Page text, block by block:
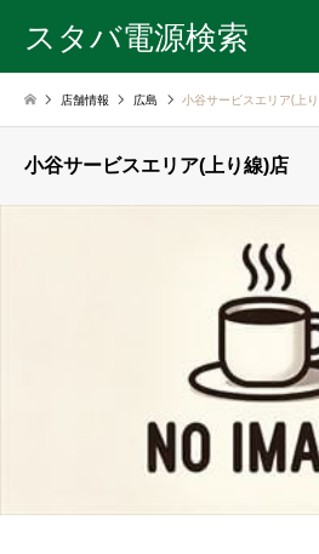
スタバ電源検索
店舗情報 広島 小谷サービスエリア(上
小谷サービスエリア(上り線)店